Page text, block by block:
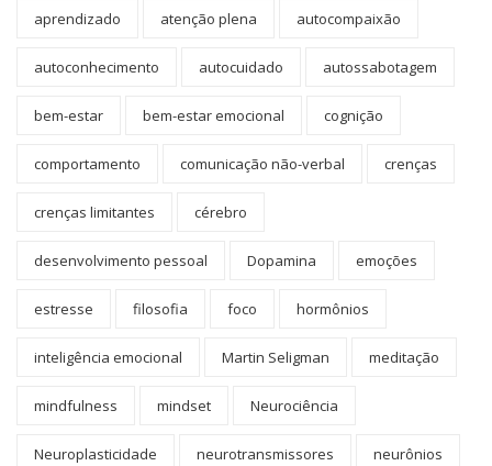
aprendizado atenção plena autocompaixão
autoconhecimento autocuidado autossabotagem
bem-estar bem-estar emocional cognição
comportamento comunicação não-verbal crenças
crenças limitantes cérebro
desenvolvimento pessoal Dopamina emoções
estresse filosofia foco hormônios
inteligência emocional Martin Seligman meditação
mindfulness mindset Neurociência
Neuroplasticidade neurotransmissores neurônios